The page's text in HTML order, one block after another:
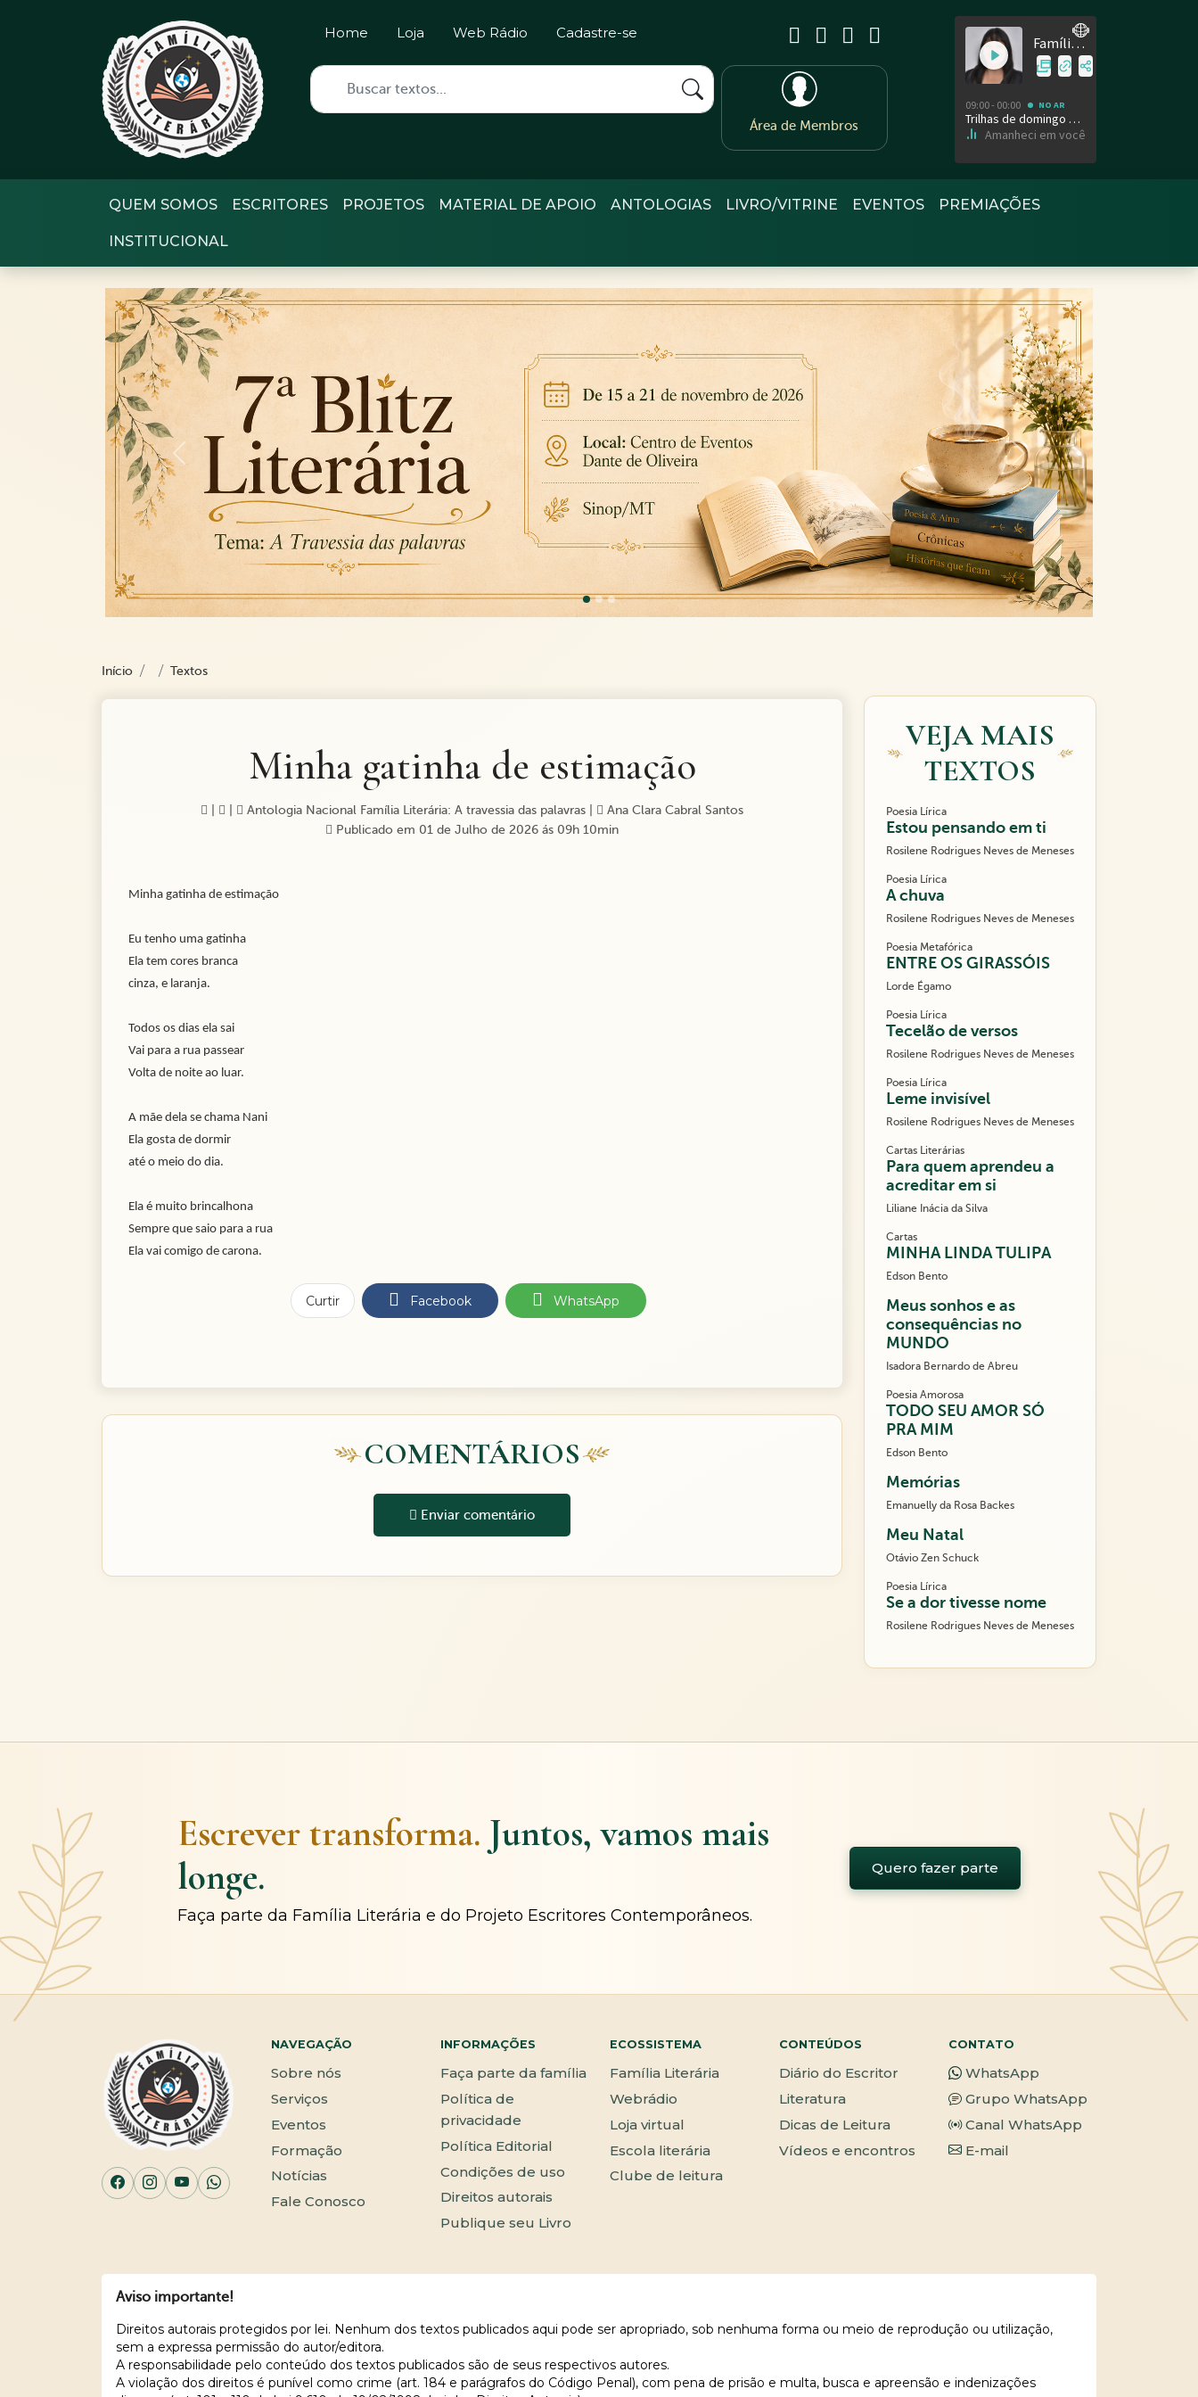
Home Loja Web Rádio Cadastre-se
Área de Membros
QUEM SOMOS ESCRITORES PROJETOS MATERIAL DE APOIO ANTOLOGIAS LIVRO/VITRINE EVENTOS PREMIAÇÕES
INSTITUCIONAL
Previous Next
Início Textos
Minha gatinha de estimação
Antologia Nacional Família Literária: A travessia das palavras
Ana Clara Cabral Santos
Publicado em 01 de Julho de 2026 ás 09h 10min
Minha gatinha de estimação
Eu tenho uma gatinha
Ela tem cores branca
cinza, e laranja.
Todos os dias ela sai
Vai para a rua passear
Volta de noite ao luar.
A mãe dela se chama Nani
Ela gosta de dormir
até o meio do dia.
Ela é muito brincalhona
Sempre que saio para a rua
Ela vai comigo de carona.
Curtir Facebook WhatsApp
COMENTÁRIOS
Enviar comentário
VEJA MAIS
TEXTOS
Poesia Lírica
Estou pensando em ti
Rosilene Rodrigues Neves de Meneses
Poesia Lírica
A chuva
Rosilene Rodrigues Neves de Meneses
Poesia Metafórica
ENTRE OS GIRASSÓIS
Lorde Égamo
Poesia Lírica
Tecelão de versos
Rosilene Rodrigues Neves de Meneses
Poesia Lírica
Leme invisível
Rosilene Rodrigues Neves de Meneses
Cartas Literárias
Para quem aprendeu a
acreditar em si
Liliane Inácia da Silva
Cartas
MINHA LINDA TULIPA
Edson Bento
Meus sonhos e as
consequências no
MUNDO
Isadora Bernardo de Abreu
Poesia Amorosa
TODO SEU AMOR SÓ
PRA MIM
Edson Bento
Memórias
Emanuelly da Rosa Backes
Meu Natal
Otávio Zen Schuck
Poesia Lírica
Se a dor tivesse nome
Rosilene Rodrigues Neves de Meneses
Escrever transforma. Juntos, vamos mais
longe.
Faça parte da Família Literária e do Projeto Escritores Contemporâneos.
Quero fazer parte
NAVEGAÇÃO
Sobre nós
Serviços
Eventos
Formação
Notícias
Fale Conosco
INFORMAÇÕES
Faça parte da família
Política de
privacidade
Política Editorial
Condições de uso
Direitos autorais
Publique seu Livro
ECOSSISTEMA
Família Literária
Webrádio
Loja virtual
Escola literária
Clube de leitura
CONTEÚDOS
Diário do Escritor
Literatura
Dicas de Leitura
Vídeos e encontros
CONTATO
WhatsApp
Grupo WhatsApp
Canal WhatsApp
E-mail
Aviso importante!
Direitos autorais protegidos por lei. Nenhum dos textos publicados aqui pode ser apropriado, sob nenhuma forma ou meio de reprodução ou utilização,
sem a expressa permissão do autor/editora.
A responsabilidade pelo conteúdo dos textos publicados são de seus respectivos autores.
A violação dos direitos é punível como crime (art. 184 e parágrafos do Código Penal), com pena de prisão e multa, busca e apreensão e indenizações